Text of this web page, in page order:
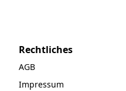
Rechtliches
AGB
Impressum